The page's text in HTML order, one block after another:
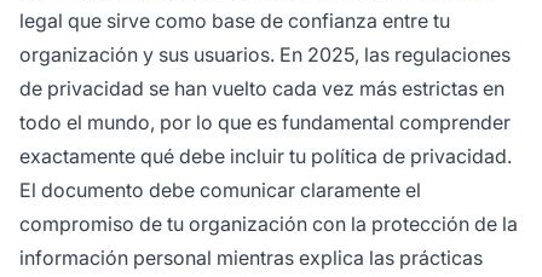
legal que sirve como base de confianza entre tu
organización y sus usuarios. En 2025, las regulaciones
de privacidad se han vuelto cada vez más estrictas en
todo el mundo, por lo que es fundamental comprender
exactamente qué debe incluir tu política de privacidad.
El documento debe comunicar claramente el
compromiso de tu organización con la protección de la
información personal mientras explica las prácticas